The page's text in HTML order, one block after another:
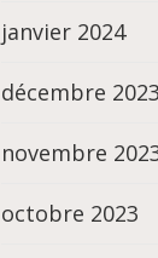
janvier 2024
décembre 2023
novembre
octobre 2023